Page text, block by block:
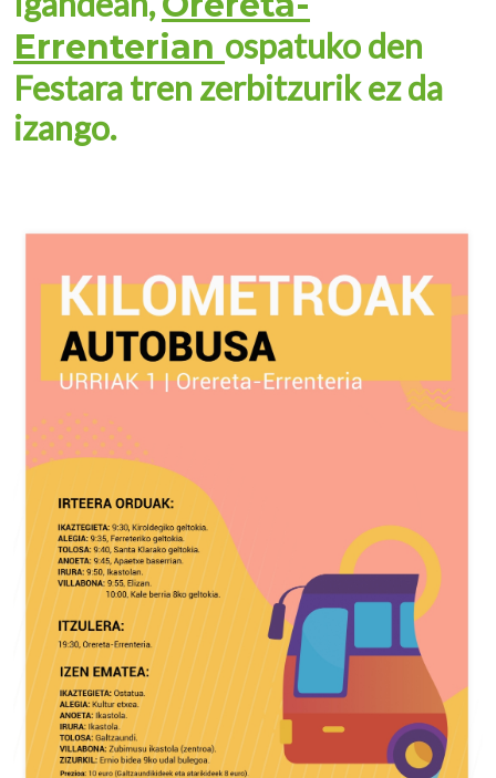
Errenterian ospatuko den
Festara tren zerbitzurik ez da
izango.